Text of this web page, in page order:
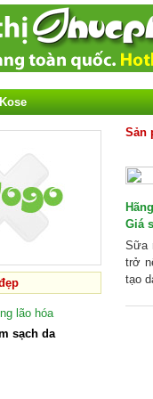
lão hóa
sạch da
Sản
Giá
Sữa
trở
tạo